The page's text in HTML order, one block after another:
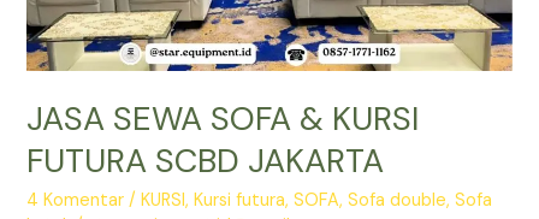
JASA SEWA SOFA & KURSI
FUTURA SCBD JAKARTA
4 Komentar /KURSI,Kursi futura,SOFA,Sofa double,Sofa